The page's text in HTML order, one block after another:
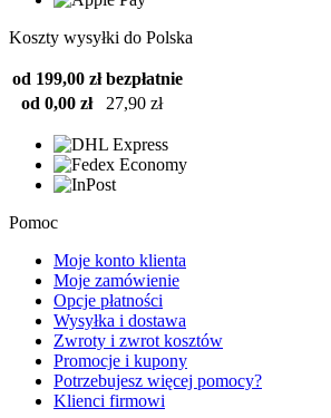
Koszty wysyłki do Polska
od 199,00 zł bezpłatnie
od 0,00 zł
27,90 zł
Pomoc
Moje konto klienta
Moje zamówienie
Opcje płatności
Wysyłka i dostawa
Zwroty i zwrot kosztów
Promocje i kupony
Potrzebujesz więcej pomocy?
Klienci firmowi